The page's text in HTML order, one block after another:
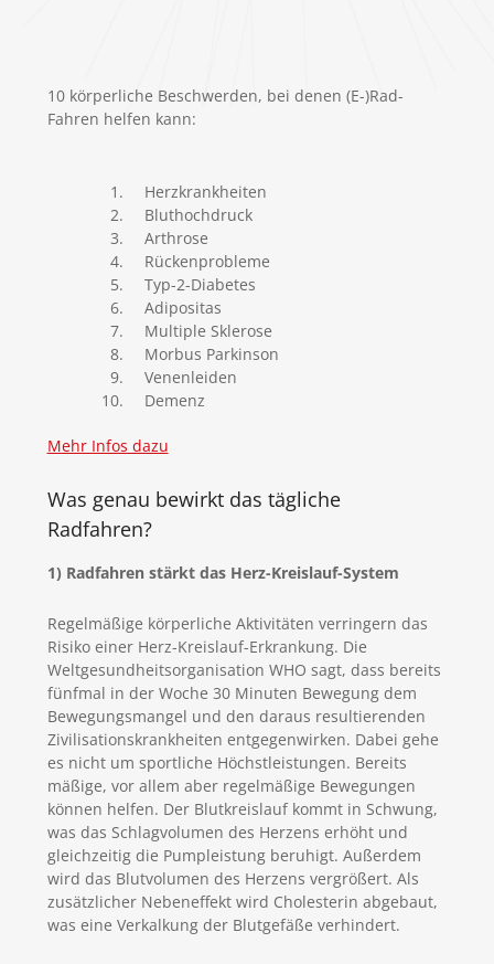
10 körperliche Beschwerden, bei denen (E-)Rad-
Fahren helfen kann:
Herzkrankheiten
Bluthochdruck
Arthrose
Rückenprobleme
Typ-2-Diabetes
Adipositas
Multiple Sklerose
Morbus Parkinson
Venenleiden
Demenz
Mehr Infos dazu
Was genau bewirkt das tägliche
Radfahren?
1) Radfahren stärkt das Herz-Kreislauf-System
Regelmäßige körperliche Aktivitäten verringern das
Risiko einer Herz-Kreislauf-Erkrankung. Die
Weltgesundheitsorganisation WHO sagt, dass bereits
fünfmal in der Woche 30 Minuten Bewegung dem
Bewegungsmangel und den daraus resultierenden
Zivilisationskrankheiten entgegenwirken. Dabei gehe
es nicht um sportliche Höchstleistungen. Bereits
mäßige, vor allem aber regelmäßige Bewegungen
können helfen. Der Blutkreislauf kommt in Schwung,
was das Schlagvolumen des Herzens erhöht und
gleichzeitig die Pumpleistung beruhigt. Außerdem
wird das Blutvolumen des Herzens vergrößert. Als
zusätzlicher Nebeneffekt wird Cholesterin abgebaut,
was eine Verkalkung der Blutgefäße verhindert.